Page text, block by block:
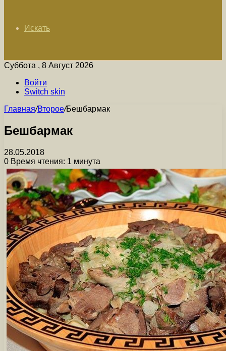
Искать
Суббота , 8 Август 2026
Войти
Switch skin
Главная/Второе/Бешбармак
Бешбармак
28.05.2018
0 Время чтения: 1 минута